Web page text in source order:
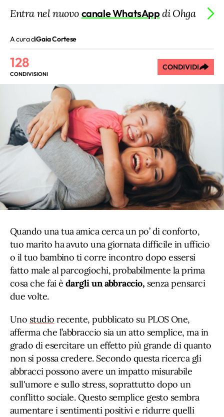
Entra nel nuovo canale WhatsAppdi Ohga
A cura diGaia Cortese
128
CONDIVISIONI
CONDIVIDI
Quando una tua amica cerca un po’ di conforto,
tuo marito ha avuto una giornata difficile in ufficio
o il tuo bambino ti corre incontro dopo essersi
fatto male al parcogiochi, probabilmente la prima
cosa che fai è dargli un abbraccio, senza pensarci
due volte.
Uno studio recente, pubblicato su PLOS One,
afferma che l’abbraccio sia un atto semplice, ma in
grado di esercitare un effetto più grande di quanto
non si possa credere. Secondo questa ricerca gli
abbracci possono avere un impatto misurabile
sull'umore e sullo stress, soprattutto dopo un
conflitto sociale. Questo semplice gesto sembra
aumentare i sentimenti positivi e ridurre quelli